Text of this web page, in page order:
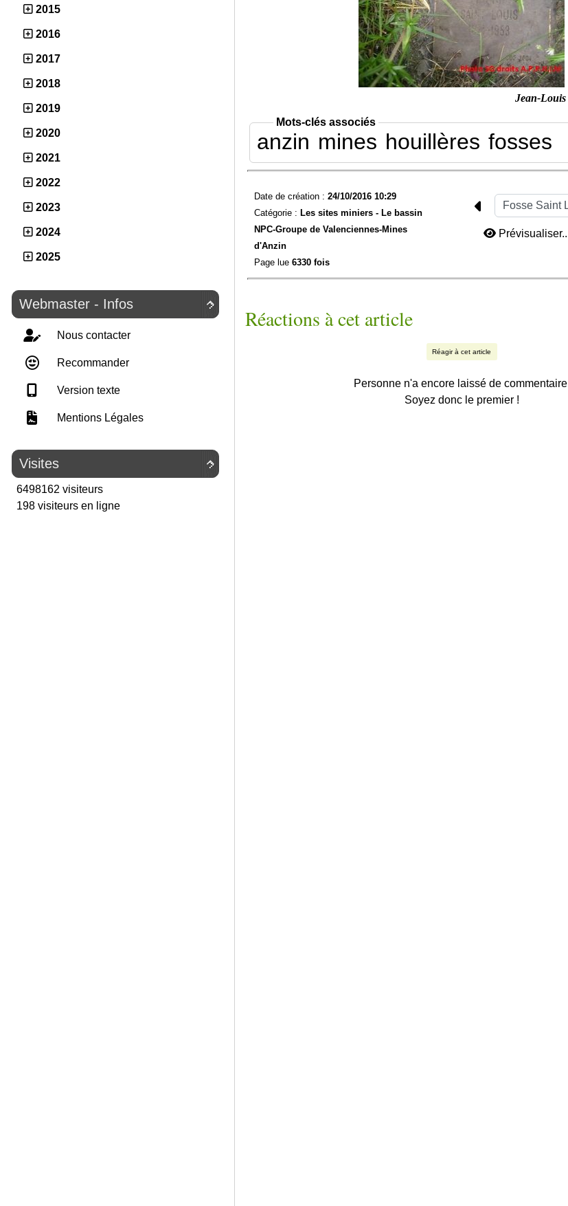
2015
2016
2017
2018
2019
2020
2021
2022
2023
2024
2025

Webmaster - Infos
Nous contacter
Recommander
Version texte
Mentions Légales

Visites
6498162 visiteurs
198 visiteurs en ligne
Jean-
Mots-clés associés
anzin mines houillères fosses
Date de création : 24/10/2016 10:29
Catégorie : Les sites miniers - Le bassin
NPC-Groupe de Valenciennes-Mines
d'Anzin
Page lue 6330 fois
Réactions à cet article
Réagir à cet article
Personne n'a encore laissé de
Soyez donc le premier !